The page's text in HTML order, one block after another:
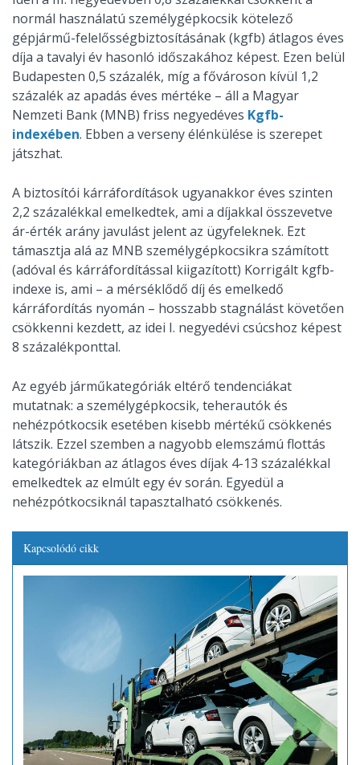
normál használatú személygépkocsik kötelező
gépjármű-felelősségbiztosításának (kgfb) átlagos éves
díja a tavalyi év hasonló időszakához képest. Ezen belül
Budapesten 0,5 százalék, míg a fővároson kívül 1,2
százalék az apadás éves mértéke – áll a Magyar
Nemzeti Bank (MNB) friss negyedéves Kgfb-
indexében. Ebben a verseny élénkülése is szerepet
játszhat.
A biztosítói kárráfordítások ugyanakkor éves szinten
2,2 százalékkal emelkedtek, ami a díjakkal összevetve
ár-érték arány javulást jelent az ügyfeleknek. Ezt
támasztja alá az MNB személygépkocsikra számított
(adóval és kárráfordítással kiigazított) Korrigált kgfb-
indexe is, ami – a mérséklődő díj és emelkedő
kárráfordítás nyomán – hosszabb stagnálást követően
csökkenni kezdett, az idei I. negyedévi csúcshoz képest
8 százalékponttal.
Az egyéb járműkategóriák eltérő tendenciákat
mutatnak: a személygépkocsik, teherautók és
nehézpótkocsik esetében kisebb mértékű csökkenés
látszik. Ezzel szemben a nagyobb elemszámú flottás
kategóriákban az átlagos éves díjak 4-13 százalékkal
emelkedtek az elmúlt egy év során. Egyedül a
nehézpótkocsiknál tapasztalható csökkenés.
Kapcsolódó cikk